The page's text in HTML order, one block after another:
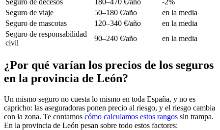
Seguro de viaje
50–180 €/año
en la media
Seguro de mascotas
120–340 €/año
en la media
Seguro de responsabilidad
civil
90–240 €/año en la media
¿Por qué varían los precios de los seguros
en la provincia de León?
Un mismo seguro no cuesta lo mismo en toda España, y no es
capricho: las aseguradoras ponen precio al riesgo, y el riesgo cambia
con la zona. Te contamos cómo calculamos estos rangos sin trampa.
En la provincia de León pesan sobre todo estos factores: